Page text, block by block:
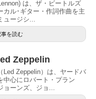
は、ザ・ビートルズ
カル･ギター・作詞作曲を主
ュージシ...
事を読む
Zeppelin
Led Zeppelin）は、ヤードバ
中心にロバート・プラン
ョーンズ、ジョ...